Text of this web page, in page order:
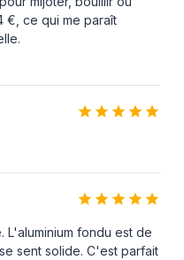
€, ce qui me paraît
L'aluminium fondu est de
sent solide. C'est parfait